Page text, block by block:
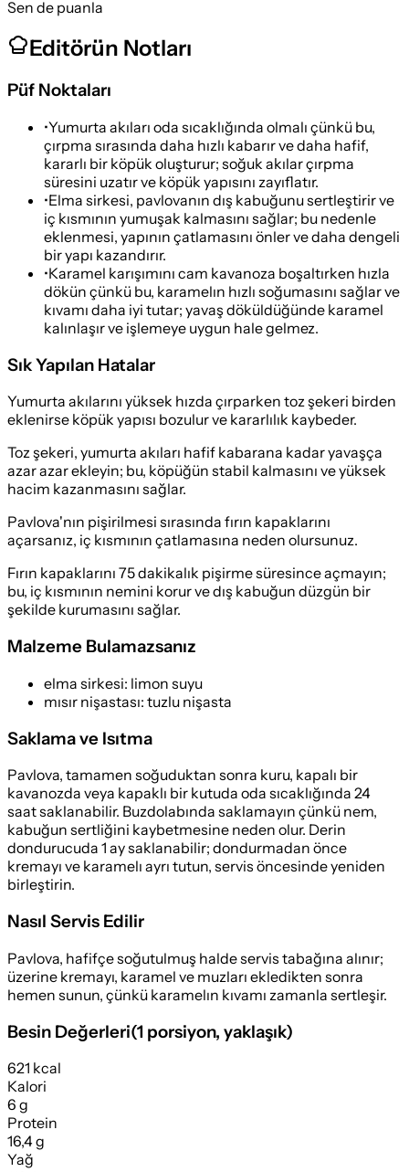
Sen de puanla
Editörün Notları
Püf Noktaları
•Yumurta akıları oda sıcaklığında olmalı çünkü bu,
çırpma sırasında daha hızlı kabarır ve daha hafif,
kararlı bir köpük oluşturur; soğuk akılar çırpma
süresini uzatır ve köpük yapısını zayıflatır.
•Elma sirkesi, pavlovanın dış kabuğunu sertleştirir ve
iç kısmının yumuşak kalmasını sağlar; bu nedenle
eklenmesi, yapının çatlamasını önler ve daha dengeli
bir yapı kazandırır.
•Karamel karışımını cam kavanoza boşaltırken hızla
dökün çünkü bu, karamelın hızlı soğumasını sağlar ve
kıvamı daha iyi tutar; yavaş döküldüğünde karamel
kalınlaşır ve işlemeye uygun hale gelmez.
Sık Yapılan Hatalar
Yumurta akılarını yüksek hızda çırparken toz şekeri birden
eklenirse köpük yapısı bozulur ve kararlılık kaybeder.
Toz şekeri, yumurta akıları hafif kabarana kadar yavaşça
azar azar ekleyin; bu, köpüğün stabil kalmasını ve yüksek
hacim kazanmasını sağlar.
Pavlova'nın pişirilmesi sırasında fırın kapaklarını
açarsanız, iç kısmının çatlamasına neden olursunuz.
Fırın kapaklarını 75 dakikalık pişirme süresince açmayın;
bu, iç kısmının nemini korur ve dış kabuğun düzgün bir
şekilde kurumasını sağlar.
Malzeme Bulamazsanız
elma sirkesi: limon suyu
mısır nişastası: tuzlu nişasta
Saklama ve Isıtma
Pavlova, tamamen soğuduktan sonra kuru, kapalı bir
kavanozda veya kapaklı bir kutuda oda sıcaklığında 24
saat saklanabilir. Buzdolabında saklamayın çünkü nem,
kabuğun sertliğini kaybetmesine neden olur. Derin
dondurucuda 1 ay saklanabilir; dondurmadan önce
kremayı ve karamelı ayrı tutun, servis öncesinde yeniden
birleştirin.
Nasıl Servis Edilir
Pavlova, hafifçe soğutulmuş halde servis tabağına alınır;
üzerine kremayı, karamel ve muzları ekledikten sonra
hemen sunun, çünkü karamelın kıvamı zamanla sertleşir.
Besin Değerleri(1 porsiyon, yaklaşık)
621 kcal
Kalori
6 g
Protein
16,4 g
Yağ